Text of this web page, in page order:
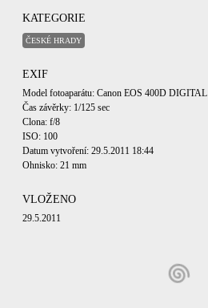
KATEGORIE
ČESKÉ HRADY
EXIF
Model fotoaparátu: Canon EOS 400D DIGITAL
Čas závěrky: 1/125 sec
Clona: f/8
ISO: 100
Datum vytvoření: 29.5.2011 18:44
Ohnisko: 21 mm
VLOŽENO
29.5.2011